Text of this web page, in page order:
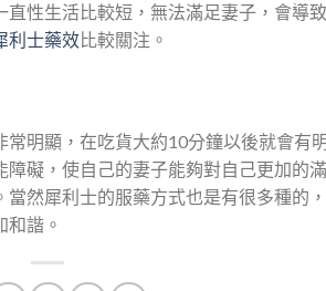
性生活比較短，無法滿足妻子，會導
利士藥效比較關注。
明顯，在吃貨大約10分鐘以後就會有
礙，使自己的妻子能夠對自己更加的
當然犀利士的服藥方式也是有很多種的
諧。